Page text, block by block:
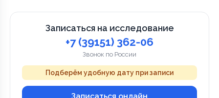
Записаться на исследование
+7 (39151) 362-06
Звонок по России
Подберём удобную дату при записи